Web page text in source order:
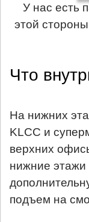
У нас есть
этой
Что
На нижних
KLCC и
верхних
нижние этажи
подъем на